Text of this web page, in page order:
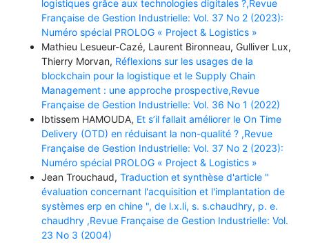
logistiques grâce aux technologies digitales ?,Revue
Française de Gestion Industrielle: Vol. 37 No 2 (2023):
Numéro spécial PROLOG « Project & Logistics »
Mathieu Lesueur-Cazé, Laurent Bironneau, Gulliver Lux,
Thierry Morvan, Réflexions sur les usages de la
blockchain pour la logistique et le Supply Chain
Management : une approche prospective,Revue
Française de Gestion Industrielle: Vol. 36 No 1 (2022)
Ibtissem HAMOUDA, Et s’il fallait améliorer le On Time
Delivery (OTD) en réduisant la non-qualité ? ,Revue
Française de Gestion Industrielle: Vol. 37 No 2 (2023):
Numéro spécial PROLOG « Project & Logistics »
Jean Trouchaud, Traduction et synthèse d'article "
évaluation concernant l'acquisition et l'implantation de
systèmes erp en chine ", de l.x.li, s. s.chaudhry, p. e.
chaudhry ,Revue Française de Gestion Industrielle: Vol.
23 No 3 (2004)